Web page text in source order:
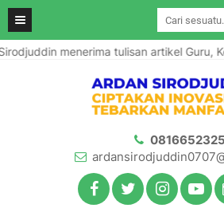
menerima tulisan artikel Guru, Kepala
0816652325